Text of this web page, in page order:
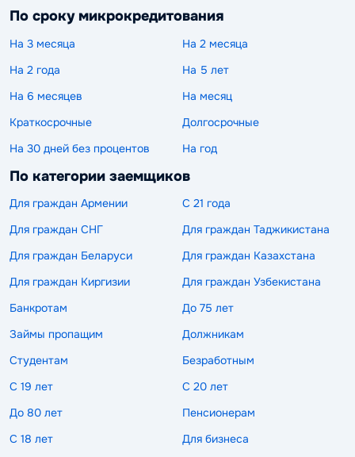
По сроку микрокредитования
На 3 месяца
На 2 месяца
На 2 года
На 5 лет
На 6 месяцев
На месяц
Краткосрочные
Долгосрочные
На 30 дней без процентов
На год
По категории заемщиков
Для граждан Армении
С 21 года
Для граждан СНГ
Для граждан Таджикистана
Для граждан Беларуси
Для граждан Казахстана
Для граждан Киргизии
Для граждан Узбекистана
Банкротам
До 75 лет
Займы пропащим
Должникам
Студентам
Безработным
С 19 лет
С 20 лет
До 80 лет
Пенсионерам
С 18 лет
Для бизнеса